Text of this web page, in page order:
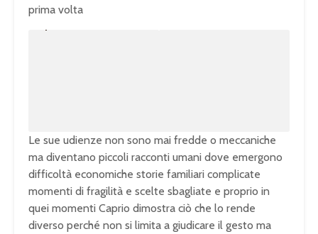
prima volta
Le sue udienze non sono mai fredde o meccaniche
ma diventano piccoli racconti umani dove emergono
difficoltà economiche storie familiari complicate
momenti di fragilità e scelte sbagliate e proprio in
quei momenti Caprio dimostra ciò che lo rende
diverso perché non si limita a giudicare il gesto ma